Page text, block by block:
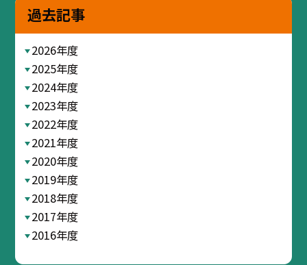
過去記事
2026年度
2025年度
2024年度
2023年度
2022年度
2021年度
2020年度
2019年度
2018年度
2017年度
2016年度